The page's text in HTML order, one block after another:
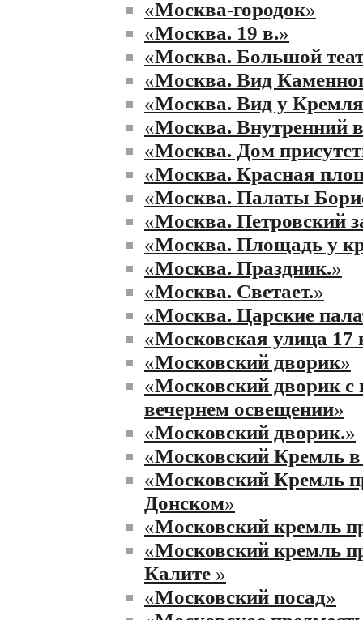
«Москва-городок»
«Москва. 19 в.»
«Москва. Большой
«Москва. Вид
«Москва. Вид у
«Москва. Внутренний
«Москва. Дом
«Москва. Красная
«Москва. Палаты
«Москва. Петровский
«Москва. Площадь у
«Москва. Праздник.»
«Москва. Светает.»
«Москва. Царские
«Московская улица 17
«Московский дворик»
«Московский дворик с
вечернем освещении»
«Московский дворик.»
«Московский Кремль в
«Московский Кремль
Донском»
«Московский кремль
«Московский кремль
Калите »
«Московский посад»